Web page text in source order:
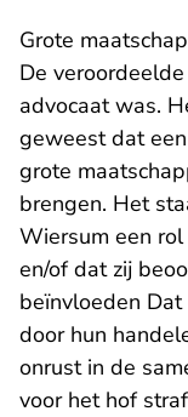
Grote
De
advocaat was.
geweest dat
grote
brengen. Het
Wiersum een
en/of dat zij
beïnvloeden
door hun
onrust in de
voor het hof